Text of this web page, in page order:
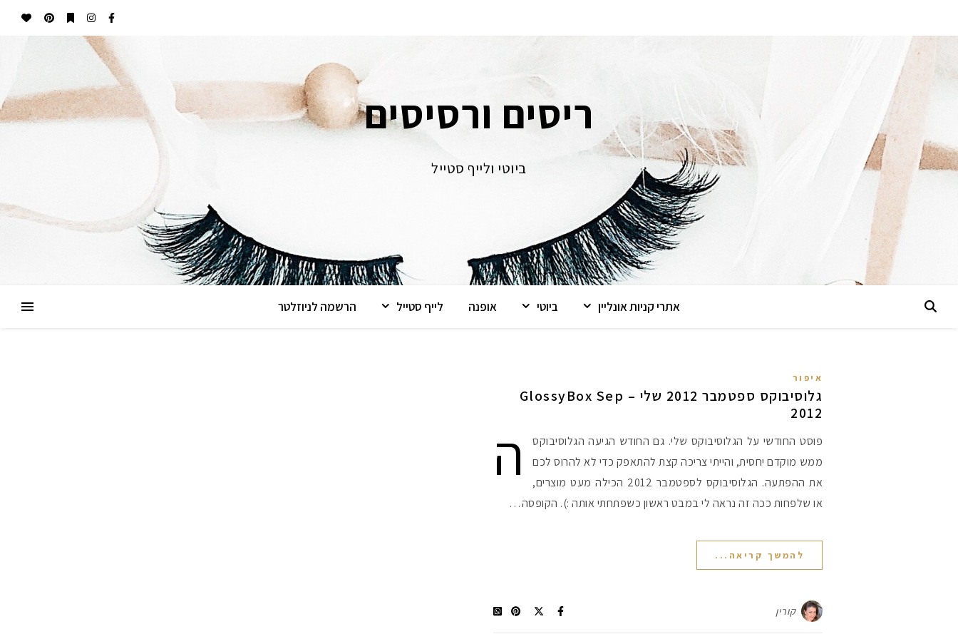
ריסים ורסיסים
ביוטי ולייף סטייל
אתרי קניות אונליין ביוטי אופנה לייף סטייל הרשמה לניוזלטר
איפור
גלוסיבוקס ספטמבר 2012 שלי – GlossyBox Sep
2012
ה
פוסט החודשי על הגלוסיבוקס שלי. גם החודש הגיעה הגלוסיבוקס
ממש מוקדם יחסית, והייתי צריכה קצת להתאפק כדי לא להרוס לכם
את ההפתעה. הגלוסיבוקס לספטמבר 2012 הכילה מעט מוצרים,
או שלפחות ככה זה נראה לי במבט ראשון כשפתחתי אותה :). הקופסה…
להמשך קריאה...
קורין